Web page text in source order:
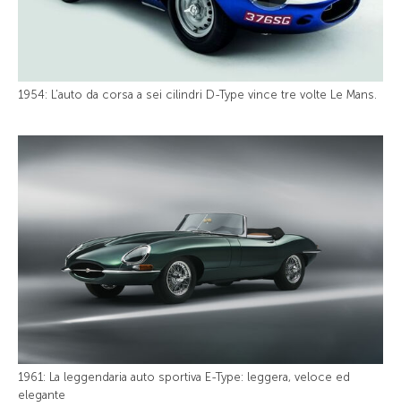
1954: L’auto da corsa a sei cilindri D-Type vince tre volte Le Mans.
1961: La leggendaria auto sportiva E-Type: leggera, veloce ed
elegante